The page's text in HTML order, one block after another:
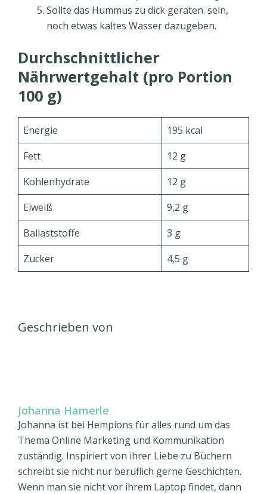
Sollte das Hummus zu dick geraten. sein,
noch etwas kaltes Wasser dazugeben.
Durchschnittlicher
Nährwertgehalt (pro Portion
100 g)
Energie
195 kcal
Fett
12 g
Kohlenhydrate
12 g
Eiweiß
9,2 g
Ballaststoffe
3 g
Zucker
4,5 g
Geschrieben von
Johanna Hamerle
Johanna ist bei Hempions für alles rund um das
Thema Online Marketing und Kommunikation
zuständig. Inspiriert von ihrer Liebe zu Büchern
schreibt sie nicht nur beruflich gerne Geschichten.
Wenn man sie nicht vor ihrem Laptop findet, dann